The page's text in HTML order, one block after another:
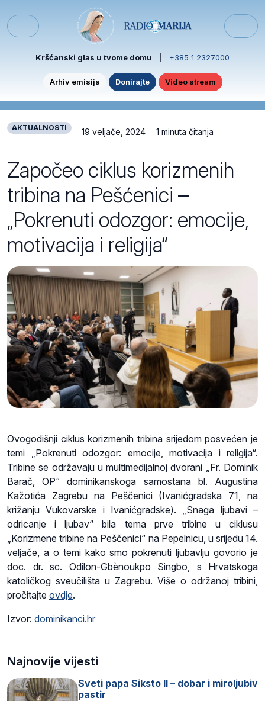
Menu
Kršćanski glas u tvome domu +385 1 2327000
Arhiv emisija Donirajte Video stream
AKTUALNOSTI 19 veljače, 2024 1 minuta čitanja
Započeo ciklus korizmenih
tribina na Pešćenici –
„Pokrenuti odozgor: emocije,
motivacija i religija“
Ovogodišnji ciklus korizmenih tribina srijedom posvećen je
temi „Pokrenuti odozgor: emocije, motivacija i religija“.
Tribine se održavaju u multimedijalnoj dvorani „Fr. Dominik
Barač, OP“ dominikanskoga samostana bl. Augustina
Kažotića Zagrebu na Peščenici (Ivanićgradska 71, na
križanju Vukovarske i Ivanićgradske). „Snaga ljubavi –
odricanje i ljubav“ bila tema prve tribine u ciklusu
„Korizmene tribine na Peščenici“ na Pepelnicu, u srijedu 14.
veljače, a o temi kako smo pokrenuti ljubavlju govorio je
doc. dr. sc. Odilon-Gbènoukpo Singbo, s Hrvatskoga
katoličkog sveučilišta u Zagrebu. Više o održanoj tribini,
pročitajte ovdje.
Izvor: dominikanci.hr
Najnovije vijesti
Sveti papa Siksto II – dobar i miroljubiv
pastir